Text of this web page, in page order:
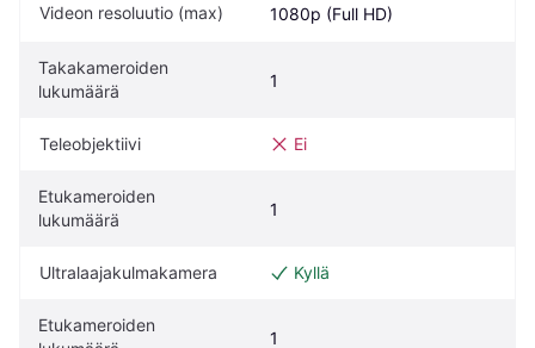
Videon resoluutio (max) 1080p (Full HD)
Takakameroiden
lukumäärä
1
Teleobjektiivi Ei
Etukameroiden
lukumäärä
1
Ultralaajakulmakamera Kyllä
Etukameroiden
1